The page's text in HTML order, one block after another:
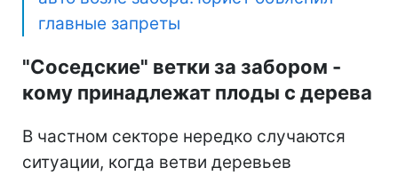
главные запреты
"Соседские" ветки за забором -
кому принадлежат плоды с дерева
В частном секторе нередко случаются
ситуации, когда ветви деревьев